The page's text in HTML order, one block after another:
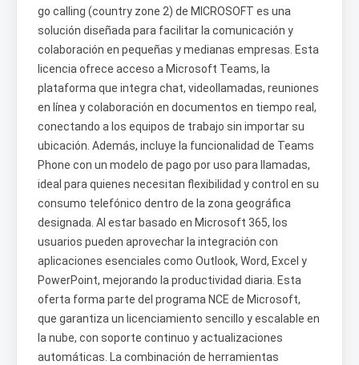
go calling (country zone 2) de MICROSOFT es una
solución diseñada para facilitar la comunicación y
colaboración en pequeñas y medianas empresas. Esta
licencia ofrece acceso a Microsoft Teams, la
plataforma que integra chat, videollamadas, reuniones
en línea y colaboración en documentos en tiempo real,
conectando a los equipos de trabajo sin importar su
ubicación. Además, incluye la funcionalidad de Teams
Phone con un modelo de pago por uso para llamadas,
ideal para quienes necesitan flexibilidad y control en su
consumo telefónico dentro de la zona geográfica
designada. Al estar basado en Microsoft 365, los
usuarios pueden aprovechar la integración con
aplicaciones esenciales como Outlook, Word, Excel y
PowerPoint, mejorando la productividad diaria. Esta
oferta forma parte del programa NCE de Microsoft,
que garantiza un licenciamiento sencillo y escalable en
la nube, con soporte continuo y actualizaciones
automáticas. La combinación de herramientas